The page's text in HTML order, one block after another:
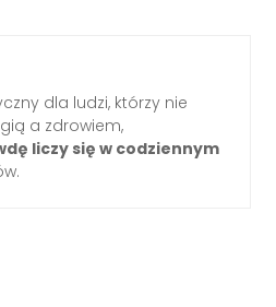
dla ludzi, którzy nie
a zdrowiem,
liczy się w codziennym